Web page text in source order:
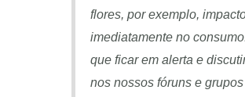
flores, por exemplo,
imediatamente no
que ficar em alerta e
nos nossos fóruns e